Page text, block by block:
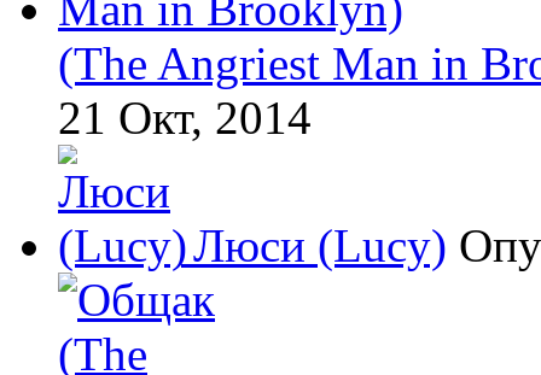
(The Angriest Man in
21 Окт, 2014
Люси (Lucy)